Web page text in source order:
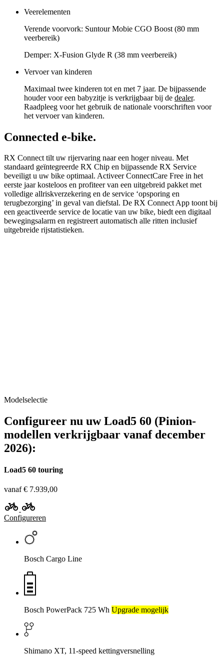
Veerelementen
Verende voorvork: Suntour Mobie CGO Boost (80 mm
veerbereik)
Demper: X-Fusion Glyde R (38 mm veerbereik)
Vervoer van kinderen
Maximaal twee kinderen tot en met 7 jaar. De bijpassende
houder voor een babyzitje is verkrijgbaar bij de dealer.
Raadpleeg voor het gebruik de nationale voorschriften voor
het vervoer van kinderen.
Connected e-bike.
RX Connect tilt uw rijervaring naar een hoger niveau. Met
standaard geïntegreerde RX Chip en bijpassende RX Service
beveiligt u uw bike optimaal. Activeer ConnectCare Free in het
eerste jaar kosteloos en profiteer van een uitgebreid pakket met
volledige allriskverzekering en de service ‘opsporing en
terugbezorging’ in geval van diefstal. De RX Connect App toont bij
een geactiveerde service de locatie van uw bike, biedt een digitaal
bewegingsalarm en registreert automatisch alle ritten inclusief
uitgebreide rijstatistieken.
Modelselectie
Configureer nu uw Load5 60 (Pinion-
modellen verkrijgbaar vanaf december
2026):
Load5 60 touring
vanaf € 7.939,00
Configureren
Bosch Cargo Line
Bosch PowerPack 725 Wh Upgrade mogelijk
Shimano XT, 11-speed kettingversnelling